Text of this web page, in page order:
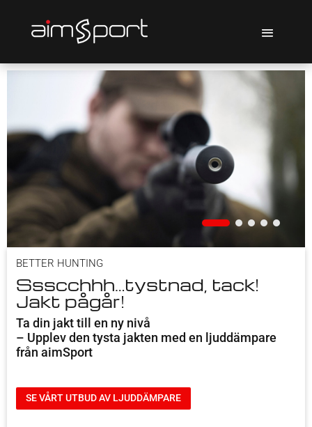
BETTER HUNTING
Ssscchhh…tystnad, tack!
Jakt pågår!
Ta din jakt till en ny nivå
– Upplev den tysta jakten med en ljuddämpare
från aimSport
SE VÅRT UTBUD AV LJUDDÄMPARE